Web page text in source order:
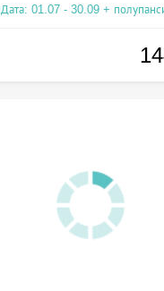
Дата: 01.07 - 30.09 +